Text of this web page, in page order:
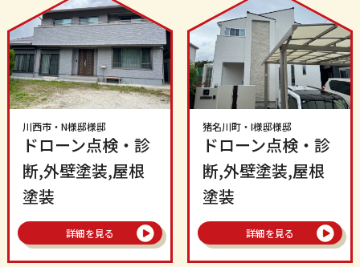
川西市・ N様邸様邸
ドローン点検・診
断,外壁塗装,屋根
塗装
詳細を見る
猪名川町・ I様邸様邸
ドローン点検・診
断,外壁塗装,屋根
塗装
詳細を見る